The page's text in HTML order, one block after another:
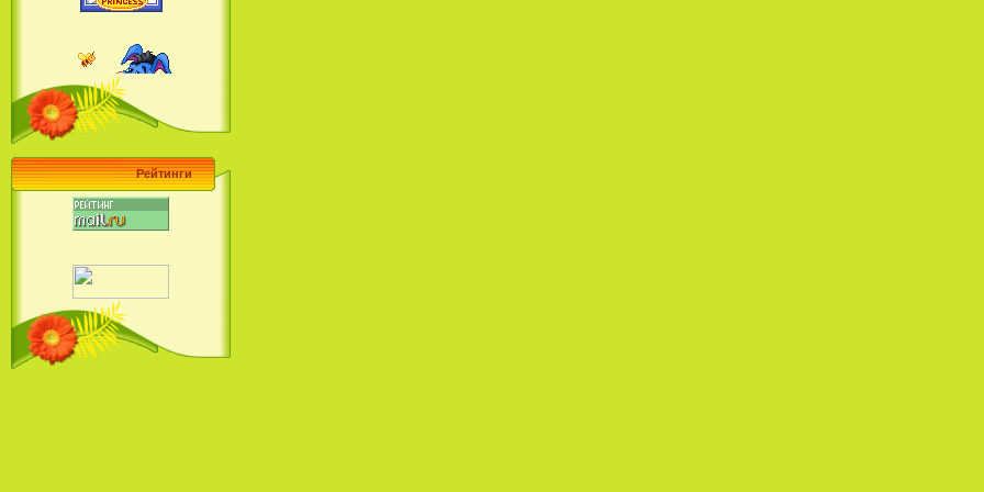
Наша Маша и Волшебный
Орех (2009)
Барби поет! Коллекция песен
кинопринцесс / Barbie Sings! The
Princess Movie Song Collection (2004)
Рио - Саундтрек / Rio - Soundtrack
Рейтинги